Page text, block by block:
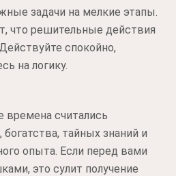
задачи на мелкие этапы.
что решительные действия
спокойно,
на логику.
считались
тайных знаний и
опыта. Если перед вами
это сулит получение